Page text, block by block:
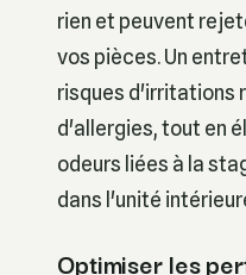
rien et peuvent
vos pièces. Un
risques d'irritations
d'allergies, tout en
odeurs liées à la
dans l'unité
Optimiser les